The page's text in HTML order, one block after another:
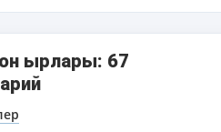
ырлары: 67